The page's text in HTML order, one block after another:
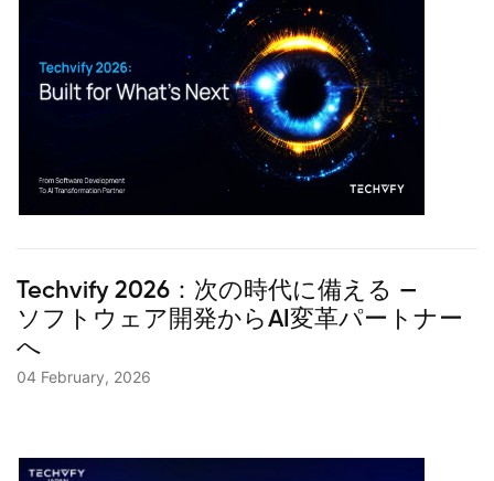
Techvify 2026：次の時代に備える —
ソフトウェア開発からAI変革パートナー
へ
04 February, 2026